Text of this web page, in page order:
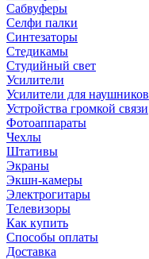
Сабвуферы
Селфи палки
Синтезаторы
Стедикамы
Студийный свет
Усилители
Усилители для наушников
Устройства громкой связи
Фотоаппараты
Чехлы
Штативы
Экраны
Экшн-камеры
Электрогитары
Телевизоры
Как купить
Способы оплаты
Доставка